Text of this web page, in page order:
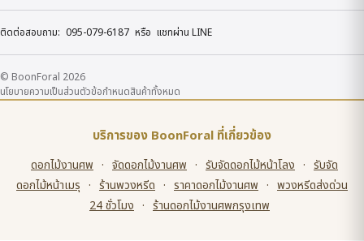
ติดต่อสอบถาม: 095-079-6187 หรือ แชทผ่าน LINE
© BoonForal 2026
นโยบายความเป็นส่วนตัวข้อกำหนดสินค้าทั้งหมด
บริการของ BoonForal ที่เกี่ยวข้อง
ดอกไม้งานศพ · จัดดอกไม้งานศพ · รับจัดดอกไม้หน้าโลง · รับจัด
ดอกไม้หน้าเมรุ · ร้านพวงหรีด · ราคาดอกไม้งานศพ · พวงหรีดส่งด่วน
24 ชั่วโมง · ร้านดอกไม้งานศพกรุงเทพ